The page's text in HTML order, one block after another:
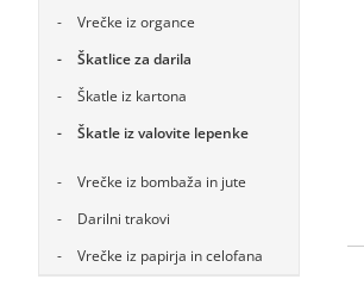
Vrečke iz organce
Škatlice za darila
Škatle iz kartona
Škatle iz valovite lepenke
Vrečke iz bombaža in jute
Darilni trakovi
Vrečke iz papirja in celofana